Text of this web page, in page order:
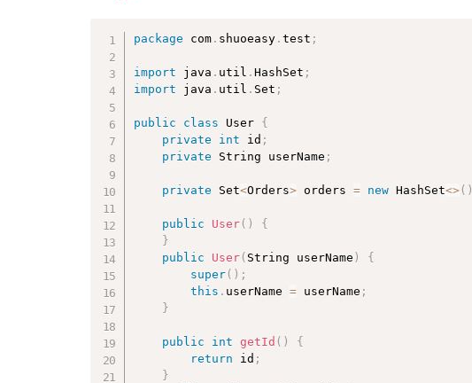
package com . shuoeasy .test ;
import java . util .HashSet ;
import java . util . Set ;
public class User {
private
int id ;
private String userName ;
private Set<Orders> orders = new HashSet<>( )
public User( )
{
}
public
User( String userName )
{
super( ) ;
this . userName = userName ;
}
public int getId ( )
{
return id ;
}